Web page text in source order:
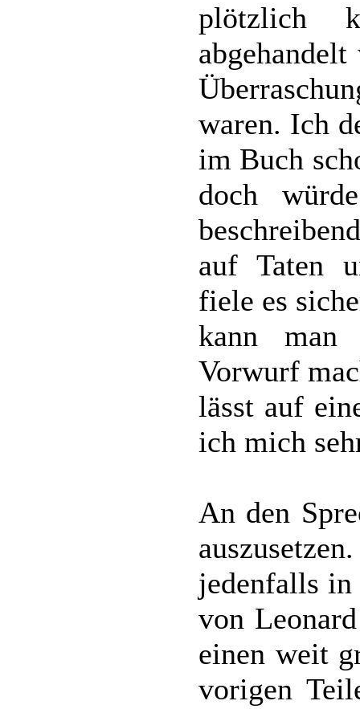
plötzlich
waren. Ich
im Buch
doch
auf Taten
fiele es
kann man
Vorwurf
lässt auf
ich mich
An den
jedenfalls in
von
einen weit
vorigen